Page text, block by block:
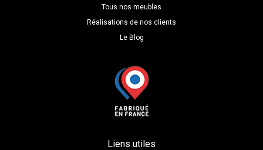
Tous nos meubles
Réalisations de nos clients
Le Blog
Liens utiles